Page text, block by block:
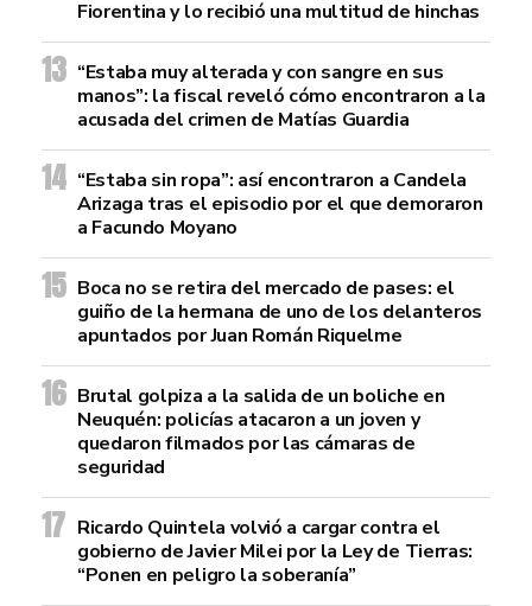
Fiorentina y lo recibió una multitud de hinchas
“Estaba muy alterada y con sangre en sus
manos”: la fiscal reveló cómo encontraron a la
acusada del crimen de Matías Guardia
“Estaba sin ropa”: así encontraron a Candela
Arizaga tras el episodio por el que demoraron
a Facundo Moyano
Boca no se retira del mercado de pases: el
guiño de la hermana de uno de los delanteros
apuntados por Juan Román Riquelme
Brutal golpiza a la salida de un boliche en
Neuquén: policías atacaron a un joven y
quedaron filmados por las cámaras de
seguridad
Ricardo Quintela volvió a cargar contra el
gobierno de Javier Milei por la Ley de Tierras:
“Ponen en peligro la soberanía”